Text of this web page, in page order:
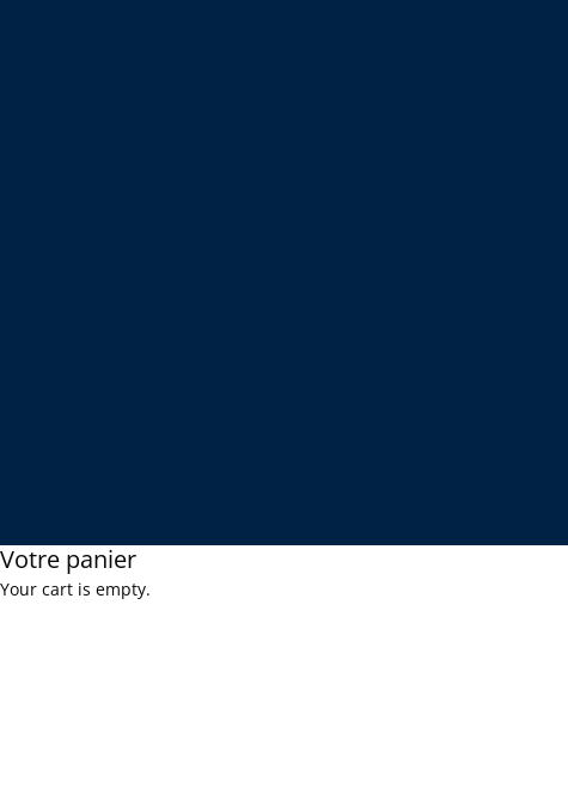
Votre panier
Your cart is empty.